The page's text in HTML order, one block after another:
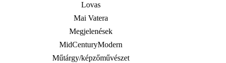
Lovas
Mai Vatera
Megjelenések
MidCenturyModern
Műtárgy/képzőművészet